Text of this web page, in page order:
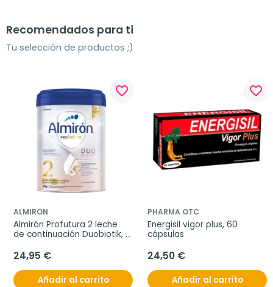
Recomendados para ti
Tu selección de productos ;)
favorite_border
ALMIRON
Almirón Profutura 2 leche
de continuación Duobiotik,
24,95 €
Añadir al carrito
favorite_border
PHARMA OTC
Energisil vigor plus, 60
cápsulas
24,50 €
Añadir al carrito